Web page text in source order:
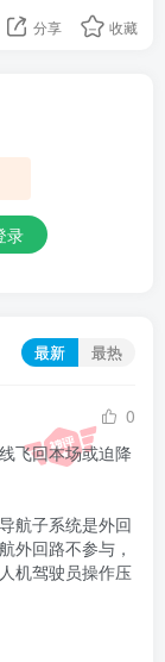
分享 收藏
录
最新 最热
0
飞回本场或迫降
航子系统是外回
外回路不参与，
机驾驶员操作压